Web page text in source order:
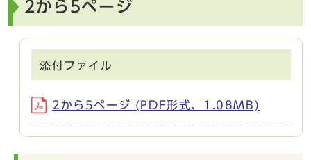
2から5ページ
添付ファイル
2から5ページ (PDF形式、1.08MB)